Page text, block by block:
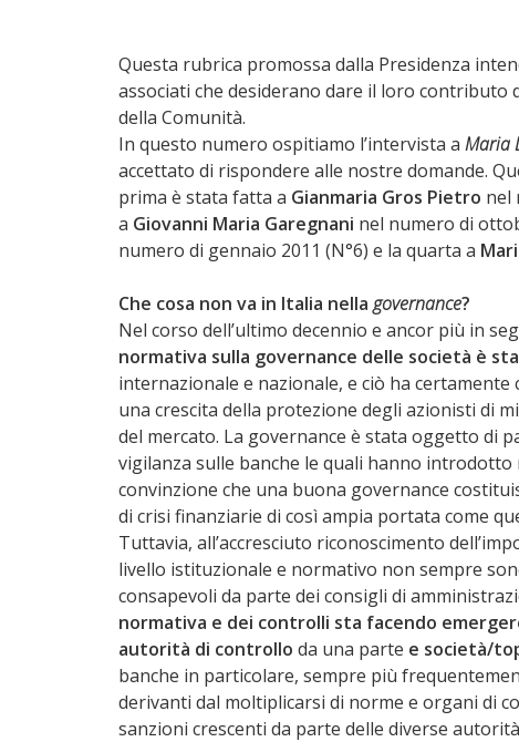
Questa rubrica promossa dalla Presidenza
associati che desiderano dare il loro contributo
della Comunità.
In questo numero ospitiamo l’intervista a Maria
accettato di rispondere alle nostre domande.
prima è stata fatta a Gianmaria Gros Pietro nel
a Giovanni Maria Garegnani nel numero di
numero di gennaio 2011 (N°6) e la quarta a
Che cosa non va in Italia nella governance?
Nel corso dell’ultimo decennio e ancor più in
normativa sulla governance delle società è
internazionale e nazionale, e ciò ha
una crescita della protezione degli azionisti di
del mercato. La governance è stata oggetto di
vigilanza sulle banche le quali hanno
convinzione che una buona governance
di crisi finanziarie di così ampia portata come
Tuttavia, all’accresciuto riconoscimento
livello istituzionale e normativo non sempre
consapevoli da parte dei consigli di
normativa e dei controlli sta facendo
autorità di controllo da una parte e società/
banche in particolare, sempre più
derivanti dal moltiplicarsi di norme e organi di
sanzioni crescenti da parte delle diverse